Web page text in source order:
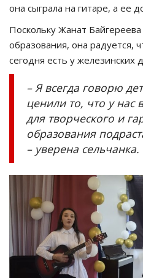
она сыграла на гитаре, а ее
Поскольку Жанат
образования, она радуется,
сегодня есть у железинских
– Я всегда говорю
ценили то, что у нас
для творческого и
образования
– уверена сельчанка.